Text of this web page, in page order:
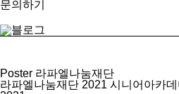
문의하기
Poster 라파엘나눔재단
라파엘나눔재단 2021 시니어아카데